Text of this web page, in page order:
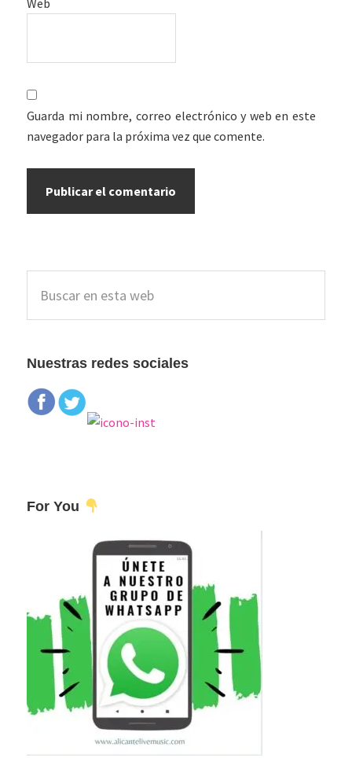
Web
Guarda mi nombre, correo electrónico y web en este
navegador para la próxima vez que comente.
Barra
lateral
esta
Nuestras redes sociales
For You